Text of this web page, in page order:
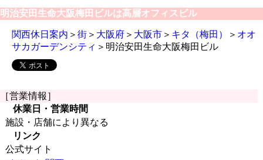
明治安田生命大阪梅田ビルは高層オフィスビル
関西休日案内 ＞ 街 ＞ 大阪府 ＞ 大阪市 ＞ キタ（梅田） ＞ オオ
サカガーデンシティ ＞明治安田生命大阪梅田ビル
［営業情報］
休業日・営業時間
施設・店舗により異なる
リンク
公式サイト